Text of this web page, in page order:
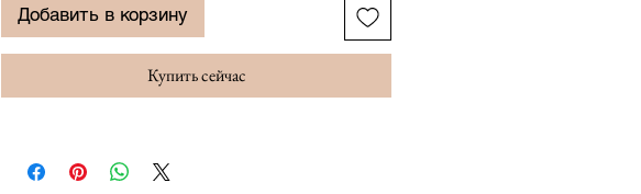
Добавить в корзину
Купить сейчас